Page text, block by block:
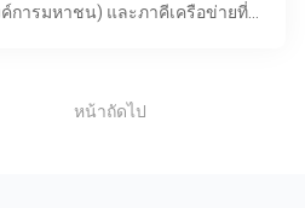
การมหาชน) และภาคีเครือข่ายที่
หน้าถัดไป